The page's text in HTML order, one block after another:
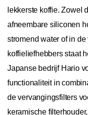
lekkerste koffie. Zowel
afneembare siliconen
stromend water of in
koffieliefhebbers staat
Japanse bedrijf Hario
functionaliteit in
de vervangingsfilters
keramische